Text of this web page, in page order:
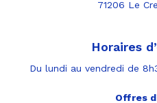
71206 Le
Horaires
Du lundi au vendredi de
Offres